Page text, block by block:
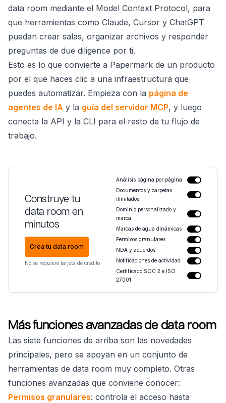
data room mediante el Model Context Protocol, para
que herramientas como Claude, Cursor y ChatGPT
puedan crear salas, organizar archivos y responder
preguntas de due diligence por ti.
Esto es lo que convierte a Papermark de un producto
por el que haces clic a una infraestructura que
puedes automatizar. Empieza con la página de
agentes de IA y la guía del servidor MCP, y luego
conecta la API y la CLI para el resto de tu flujo de
trabajo.
Construye tu
data room en
minutos
Crea tu data room
No se requiere tarjeta de crédito
Análisis página por página
Documentos y carpetas
ilimitados
Dominio personalizado y
marca
Marcas de agua dinámicas
Permisos granulares
NDA y acuerdos
Notificaciones de actividad
Certificado SOC 2 e ISO
27001
Más funciones avanzadas de data room
Las siete funciones de arriba son las novedades
principales, pero se apoyan en un conjunto de
herramientas de data room muy completo. Otras
funciones avanzadas que conviene conocer:
Permisos granulares: controla el acceso hasta